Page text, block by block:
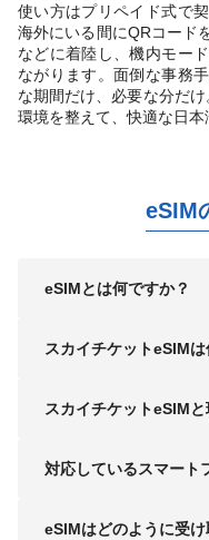
使い方はプリペイド式で
海外にいる間にQRコード
などに着陸し、機内モー
ながります。面倒な事務
な期間だけ、必要な分だ
環境を整えて、快適な日本
eSIM
eSIMとは何ですか？
スカイチケットeSIM
スカイチケットeSIM
対応しているスマート
eSIMはどのように受け